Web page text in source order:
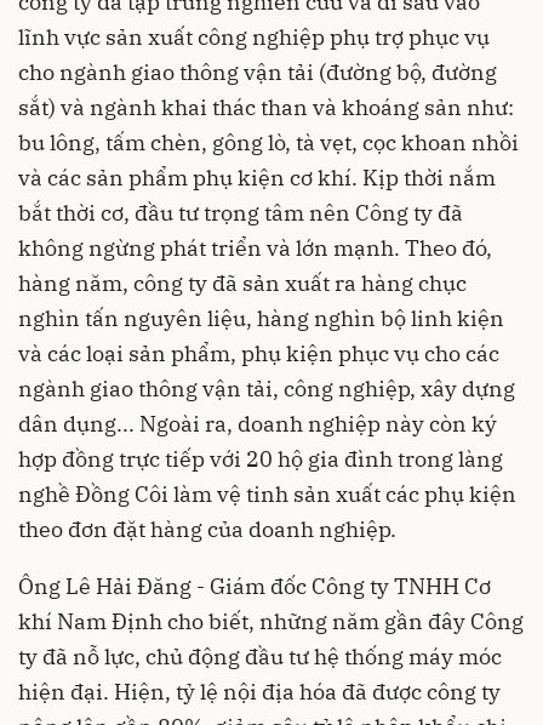
lĩnh vực sản xuất công nghiệp phụ trợ phục vụ
cho ngành giao thông vận tải (đường bộ, đường
sắt) và ngành khai thác than và khoáng sản như:
bu lông, tấm chèn, gông lò, tà vẹt, cọc khoan nhồi
và các sản phẩm phụ kiện cơ khí. Kịp thời nắm
bắt thời cơ, đầu tư trọng tâm nên Công ty đã
không ngừng phát triển và lớn mạnh. Theo đó,
hàng năm, công ty đã sản xuất ra hàng chục
nghìn tấn nguyên liệu, hàng nghìn bộ linh kiện
và các loại sản phẩm, phụ kiện phục vụ cho các
ngành giao thông vận tải, công nghiệp, xây dựng
dân dụng... Ngoài ra, doanh nghiệp này còn ký
hợp đồng trực tiếp với 20 hộ gia đình trong làng
nghề Đồng Côi làm vệ tinh sản xuất các phụ kiện
theo đơn đặt hàng của doanh nghiệp.
Ông Lê Hải Đăng - Giám đốc Công ty TNHH Cơ
khí Nam Định cho biết, những năm gần đây Công
ty đã nỗ lực, chủ động đầu tư hệ thống máy móc
hiện đại. Hiện, tỷ lệ nội địa hóa đã được công ty